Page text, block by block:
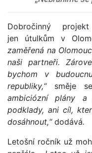
Dobročinný
jen útulkům v
zaměřená na
naši partneři.
bychom v
republiky,“ směje
ambiciózní plány
podklady, ani cíl,
dosáhnout,“ dodává.
Letošní ročník už